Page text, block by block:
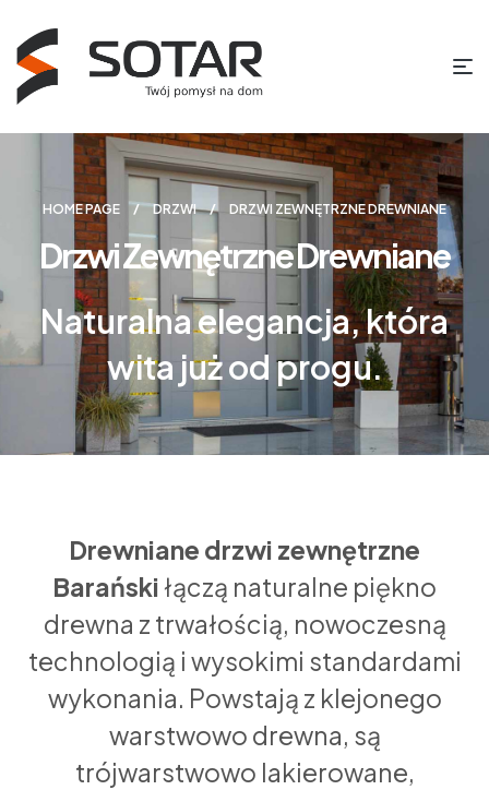
HOME PAGE DRZWI DRZWI ZEWNĘTRZNE DREWNIANE
Drzwi Zewnętrzne Drewniane
Naturalna elegancja, która
wita już od progu.
Drewniane drzwi zewnętrzne
Barański łączą naturalne piękno
drewna z trwałością, nowoczesną
technologią i wysokimi standardami
wykonania. Powstają z klejonego
warstwowo drewna, są
trójwarstwowo lakierowane,